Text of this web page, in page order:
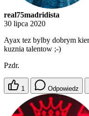
real75madridista
30 lipca 2020
Ayax tez bylby dobrym
kuznia talentow ;-)
Pzdr.
1 Odpowiedz